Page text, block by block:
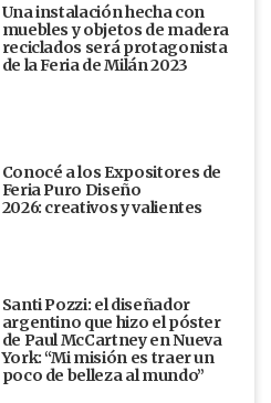
Una instalación hecha con
muebles y objetos de madera
reciclados será protagonista
de la Feria de Milán 2023
Conocé a los Expositores de
Feria Puro Diseño
2026: creativos y valientes
Santi Pozzi: el diseñador
argentino que hizo el póster
de Paul McCartney en Nueva
York: “Mi misión es traer un
poco de belleza al mundo”